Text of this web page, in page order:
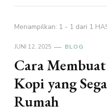
Menampilkan: 1 - 1 dari 1
JUNI 12, 2025 BLOG
Cara
Kopi yang
Rumah